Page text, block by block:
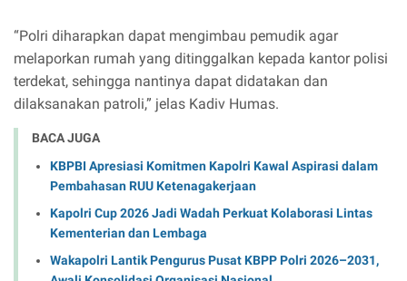
“Polri diharapkan dapat mengimbau pemudik agar
melaporkan rumah yang ditinggalkan kepada kantor polisi
terdekat, sehingga nantinya dapat didatakan dan
dilaksanakan patroli,” jelas Kadiv Humas.
BACA JUGA
KBPBI Apresiasi Komitmen Kapolri Kawal Aspirasi dalam
Pembahasan RUU Ketenagakerjaan
Kapolri Cup 2026 Jadi Wadah Perkuat Kolaborasi Lintas
Kementerian dan Lembaga
Wakapolri Lantik Pengurus Pusat KBPP Polri 2026–2031,